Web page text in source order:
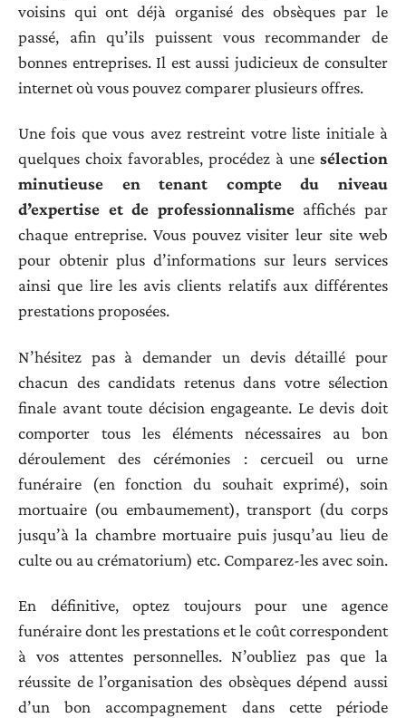
voisins qui ont déjà organisé des obsèques par le
passé, afin qu’ils puissent vous recommander de
bonnes entreprises. Il est aussi judicieux de consulter
internet où vous pouvez comparer plusieurs offres.
Une fois que vous avez restreint votre liste initiale à
quelques choix favorables, procédez à une sélection
minutieuse en tenant compte du niveau
d’expertise et de professionnalismeaffichés par
chaque entreprise. Vous pouvez visiter leur site web
pour obtenir plus d’informations sur leurs services
ainsi que lire les avis clients relatifs aux différentes
prestations proposées.
N’hésitez pas à demander un devis détaillé pour
chacun des candidats retenus dans votre sélection
finale avant toute décision engageante. Le devis doit
comporter tous les éléments nécessaires au bon
déroulement des cérémonies : cercueil ou urne
funéraire (en fonction du souhait exprimé), soin
mortuaire (ou embaumement), transport (du corps
jusqu’à la chambre mortuaire puis jusqu’au lieu de
culte ou au crématorium) etc. Comparez-les avec soin.
En définitive, optez toujours pour une agence
funéraire dont les prestations et le coût correspondent
à vos attentes personnelles. N’oubliez pas que la
réussite de l’organisation des obsèques dépend aussi
d’un bon accompagnement dans cette période